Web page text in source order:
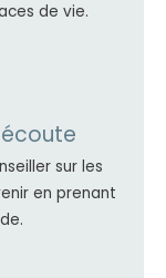
de vie.
sur les
en prenant